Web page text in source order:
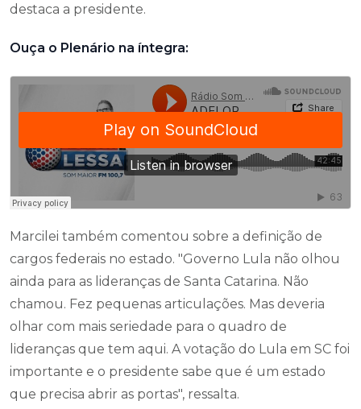
destaca a presidente.
Ouça o Plenário na íntegra:
Marcilei também comentou sobre a definição de
cargos federais no estado. "Governo Lula não olhou
ainda para as lideranças de Santa Catarina. Não
chamou. Fez pequenas articulações. Mas deveria
olhar com mais seriedade para o quadro de
lideranças que tem aqui. A votação do Lula em SC foi
importante e o presidente sabe que é um estado
que precisa abrir as portas", ressalta.